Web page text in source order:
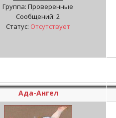
Группа: Проверенные
Сообщений: 2
Статус: Отсутствует
Ада-Ангел